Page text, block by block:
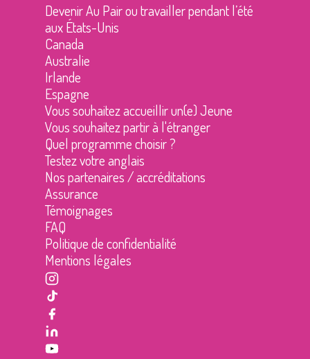
Devenir Au Pair ou travailler pendant l’été
aux États-Unis
Canada
Australie
Irlande
Espagne
Vous souhaitez accueillir un(e) Jeune
Vous souhaitez partir à l'étranger
Quel programme choisir ?
Testez votre anglais
Nos partenaires / accréditations
Assurance
Témoignages
FAQ
Politique de confidentialité
Mentions légales